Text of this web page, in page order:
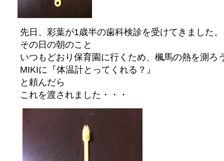
先日、彩葉が1歳半の歯科検診を受けてきました。
その日の朝のこと
いつもどおり保育園に行くため、楓馬の熱を測ろ
MIKIに『体温計とってくれる？』
と頼んだら
これを渡されました・・・